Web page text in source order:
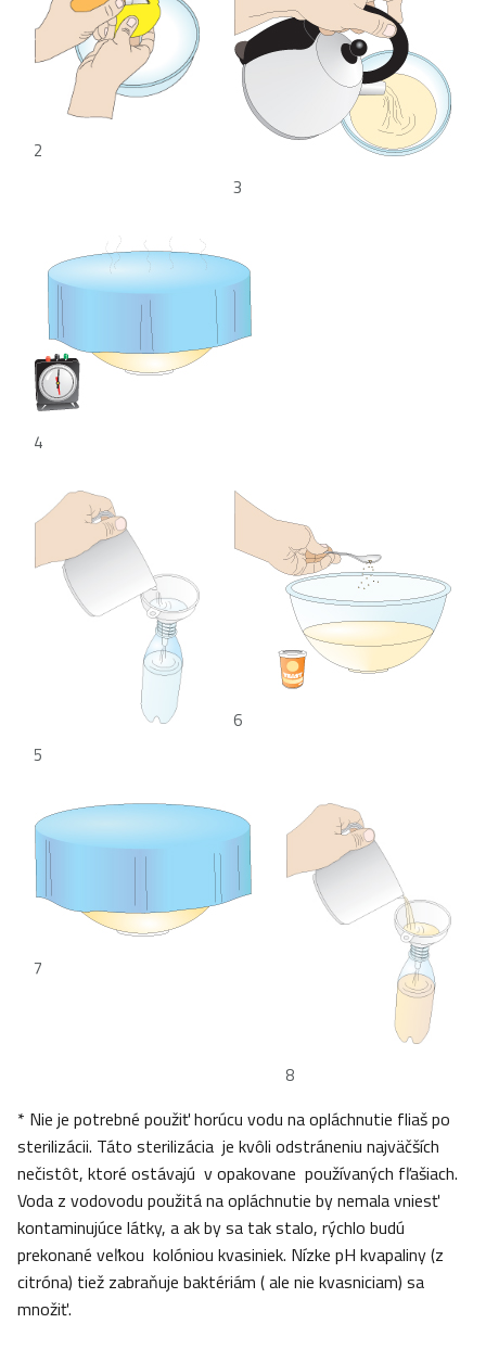
3
2
4
6
5
7
8
* Nie je potrebné použiť horúcu vodu na opláchnutie fliaš po
sterilizácii. Táto sterilizácia je kvôli odstráneniu najväčších
nečistôt, ktoré ostávajú v opakovane používaných fľašiach.
Voda z vodovodu použitá na opláchnutie by nemala vniesť
kontaminujúce látky, a ak by sa tak stalo, rýchlo budú
prekonané veľkou kolóniou kvasiniek. Nízke pH kvapaliny (z
citróna) tiež zabraňuje baktériám ( ale nie kvasniciam) sa
množiť.